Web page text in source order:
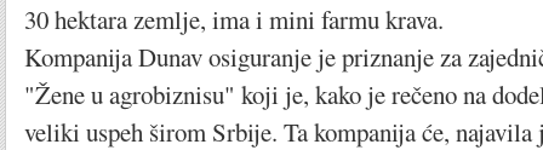
30 hektara zemlje, ima i mini farmu krava.
Kompanija Dunav osiguranje je priznanje za
"Žene u agrobiznisu" koji je, kako je rečeno na
veliki uspeh širom Srbije. Ta kompanija će, najavila